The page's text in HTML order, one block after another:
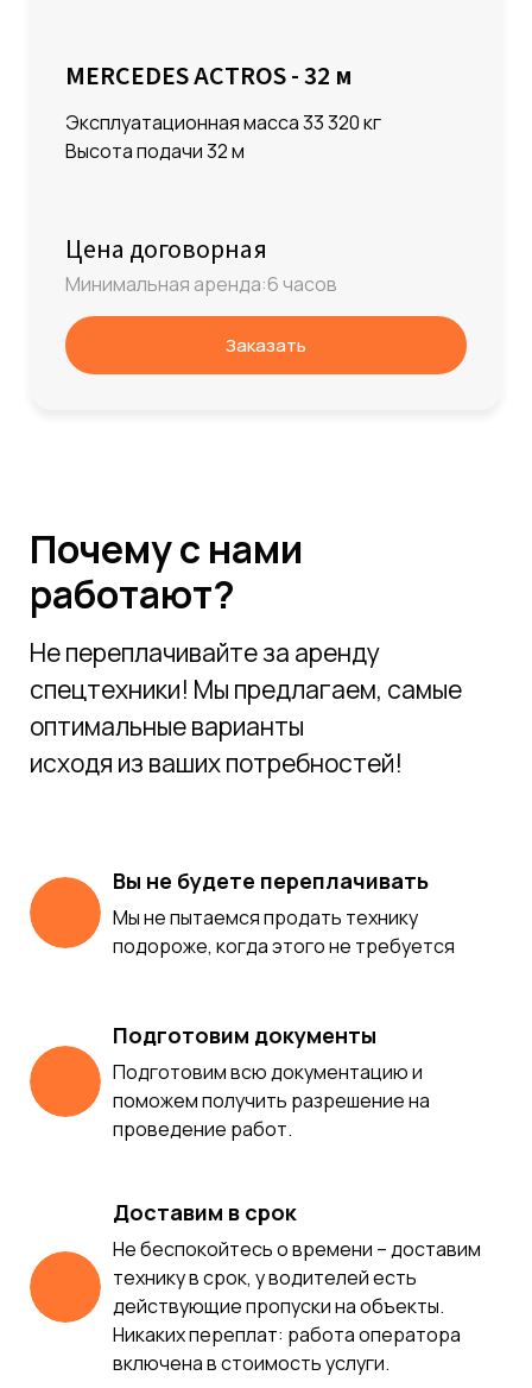
MERCEDES ACTROS - 32 м
Эксплуатационная масса 33 320 кг
Высота подачи 32 м
Цена договорная
Минимальная аренда:6 часов
Заказать
Почему с нами
работают?
Не переплачивайте за аренду
спецтехники! Мы предлагаем, самые
оптимальные варианты
исходя из ваших потребностей!
Вы не будете переплачивать
Мы не пытаемся продать технику
подороже, когда этого не требуется
Подготовим документы
Подготовим всю документацию и
поможем получить разрешение на
проведение работ.
Доставим в срок
Не беспокойтесь о времени – доставим
технику в срок, у водителей есть
действующие пропуски на объекты.
Никаких переплат: работа оператора
включена в стоимость услуги.